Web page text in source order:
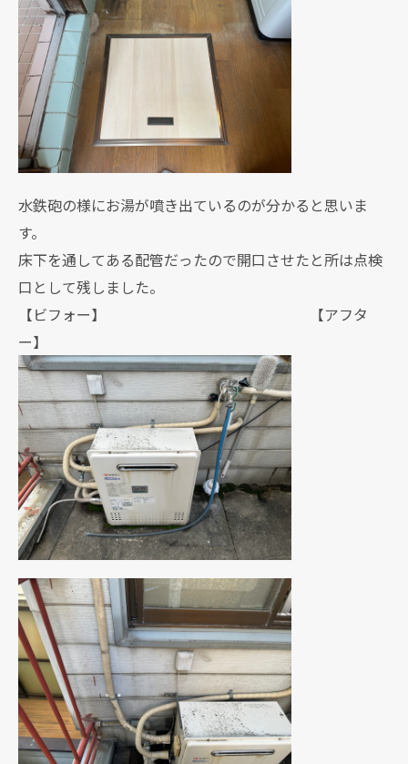
水鉄砲の様にお湯が噴き出ているのが分かると思いま
す。
床下を通してある配管だったので開口させたと所は点検
口として残しました。
【ビフォー】 【アフタ
ー】